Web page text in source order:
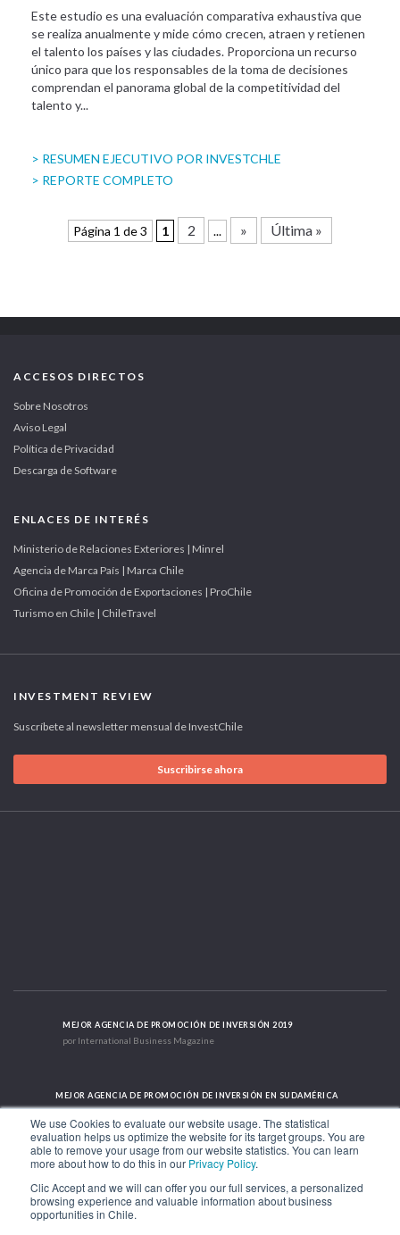
We use Cookies to evaluate our website usage. The statistical
evaluation helps us optimize the website for its target groups. You are
able to remove your usage from our website statistics. You can learn
more about how to do this in our Privacy Policy.
Clic Accept and we will can offer you our full services, a personalized
browsing experience and valuable information about business
opportunities in Chile.
Este estudio es una evaluación comparativa exhaustiva que
se realiza anualmente y mide cómo crecen, atraen y retienen
el talento los países y las ciudades. Proporciona un recurso
único para que los responsables de la toma de decisiones
comprendan el panorama global de la competitividad del
talento y...
> RESUMEN EJECUTIVO POR INVESTCHLE
> REPORTE COMPLETO
Página 1 de 3 1 2 ... » Última »
ACCESOS DIRECTOS
Sobre Nosotros
Aviso Legal
Política de Privacidad
Descarga de Software
ENLACES DE INTERÉS
Ministerio de Relaciones Exteriores | Minrel
Agencia de Marca País | Marca Chile
Oficina de Promoción de Exportaciones | ProChile
Turismo en Chile | ChileTravel
INVESTMENT REVIEW
Suscríbete al newsletter mensual de InvestChile
Suscribirse ahora
MEJOR AGENCIA DE PROMOCIÓN DE INVERSIÓN 2019
por International Business Magazine
MEJOR AGENCIA DE PROMOCIÓN DE INVERSIÓN EN SUDAMÉRICA
2019 - 2022; 2024; 2025
CASO DE ÉXITO INTERNACIONAL 2021
Av. Libertador Bernardo O'Higgins 1449, Torre 7, Piso 15. Santiago, Chile.